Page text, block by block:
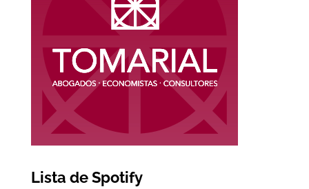
Lista de Spotify